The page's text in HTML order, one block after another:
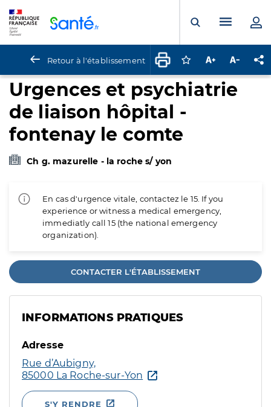
Ouvrir laMenu
Retour à l'établissement Connectez-vous
Augmenter la
Urgences et psychiatrie
de liaison hôpital -
fontenay le comte
Ch g. mazurelle - la roche s/ yon
En cas d'urgence vitale, contactez le 15. If you
experience or witness a medical emergency,
immediatly call 15 (the national emergency
organization).
CONTACTER L'ÉTABLISSEMENT
INFORMATIONS PRATIQUES
Adresse
Rue d’Aubigny,
85000 La Roche-sur-Yon
S'Y RENDRE